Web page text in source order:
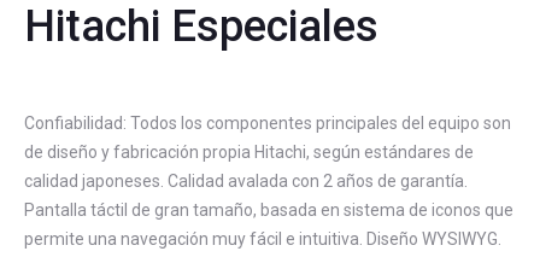
Hitachi Especiales
Confiabilidad: Todos los componentes principales del equipo son
de diseño y fabricación propia Hitachi, según estándares de
calidad japoneses. Calidad avalada con 2 años de garantía.
Pantalla táctil de gran tamaño, basada en sistema de iconos que
permite una navegación muy fácil e intuitiva. Diseño WYSIWYG.